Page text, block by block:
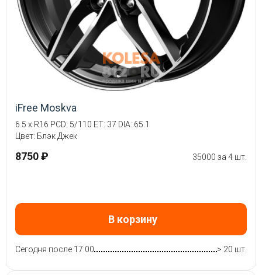
iFree Moskva
6.5 x R16 PCD: 5/110 ET: 37 DIA: 65.1
Цвет: Блэк Джек
8750 ₽ 35000 за 4 шт.
В корзину
Сегодня после 17:00 > 20 шт.